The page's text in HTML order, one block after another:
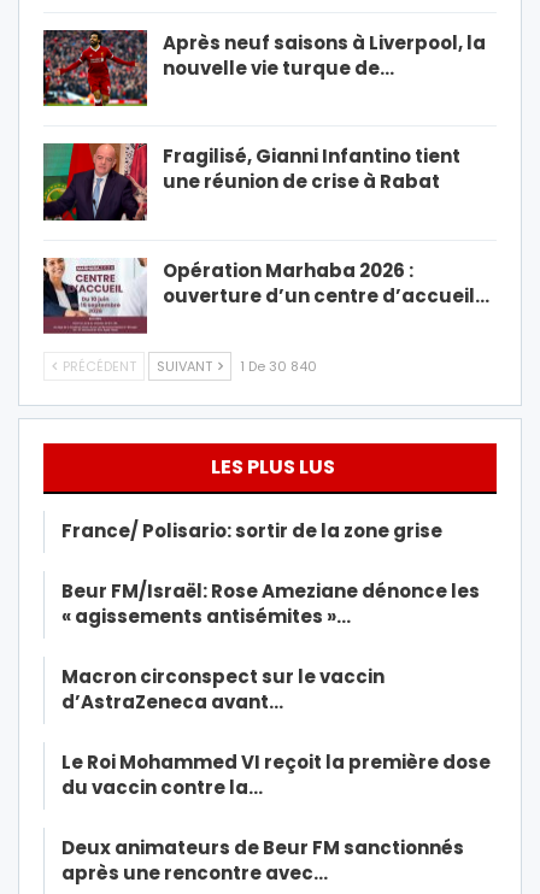
Après neuf saisons à Liverpool, la
nouvelle vie turque de…
Fragilisé, Gianni Infantino tient
une réunion de crise à Rabat
Opération Marhaba 2026 :
ouverture d’un centre d’accueil…
PRÉCÉDENT SUIVANT 1 De 30 840
LES PLUS LUS
France/ Polisario: sortir de la zone grise
Beur FM/Israël: Rose Ameziane dénonce les
« agissements antisémites »…
Macron circonspect sur le vaccin
d’AstraZeneca avant…
Le Roi Mohammed VI reçoit la première dose
du vaccin contre la…
Deux animateurs de Beur FM sanctionnés
après une rencontre avec…